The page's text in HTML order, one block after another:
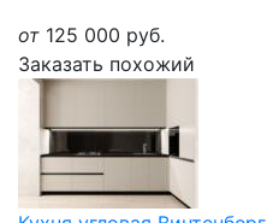
от 125 000 руб.
Заказать похожий